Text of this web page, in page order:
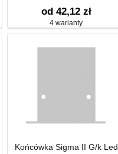
od 42,12 zł
4 warianty
Końcówka Sigma II G/k Led